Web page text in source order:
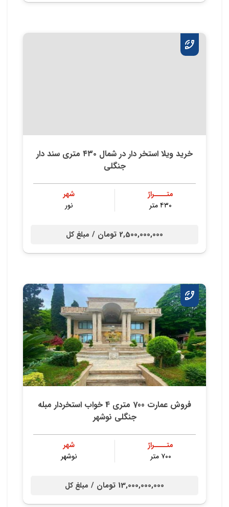
خرید ویلا استخر دار در شمال ۴۳۰ متری سند دار
جنگلی
متــــراژ
۴۳۰ متر
شهر
نور
2,500,000,000 تومان / مبلغ کل
فروش عمارت 700 متری 4 خواب استخردار مبله
جنگلی نوشهر
متــــراژ
۷۰۰ متر
شهر
نوشهر
13,000,000,000 تومان / مبلغ کل